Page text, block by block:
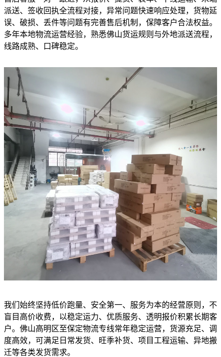
派送、签收回执全流程对接，异常问题快速响应处理，货物延
误、破损、丢件等问题有完善售后机制，保障客户合法权益。
多年本地物流运营经验，熟悉佛山货运规则与外地派送流程，
线路成熟、口碑稳定。
我们始终坚持低价跑量、安全第一、服务为本的经营原则，不
盲目高价收费，以稳定运力、优质服务、透明报价积累长期客
户。佛山高明区至保定物流专线常年稳定运营，货源充足、调
度高效，可满足日常发货、旺季补货、项目工程运输、异地搬
迁等各类发货需求。